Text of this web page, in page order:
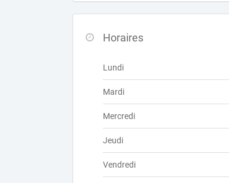
Horaires
Lundi
Mardi
Mercredi
Jeudi
Vendredi